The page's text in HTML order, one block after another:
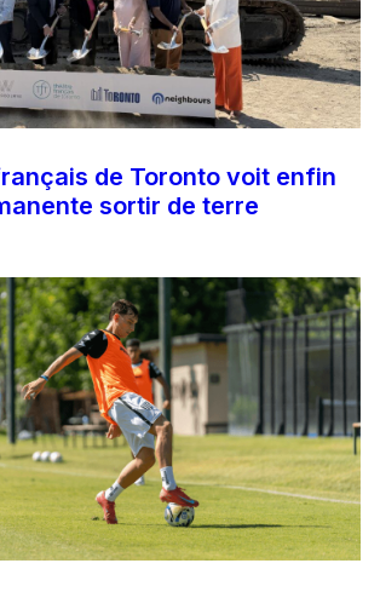
de Toronto voit enfin
sortir de terre